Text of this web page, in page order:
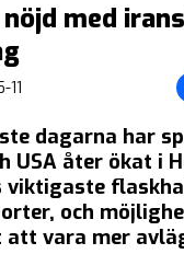
med
11
dagarna har
USA åter ökat i
viktigaste
och
att vara mer